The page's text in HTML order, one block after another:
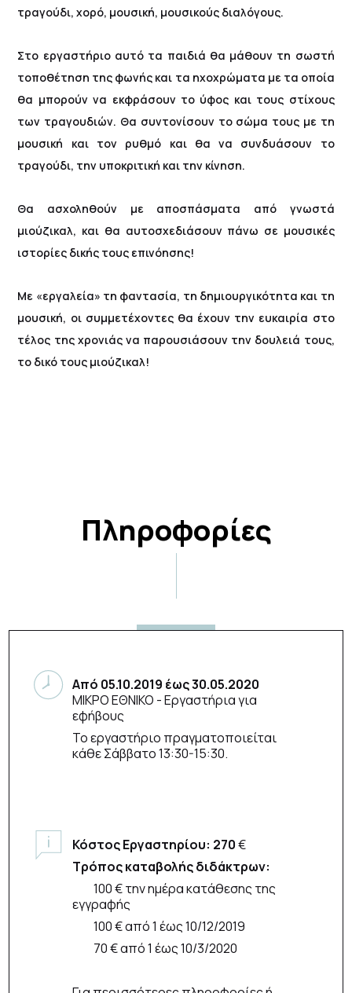
τραγούδι, χορό, μουσική, μουσικούς διαλόγους.
Στο εργαστήριο αυτό τα παιδιά θα μάθουν τη σωστή
τοποθέτηση της φωνής και τα ηχοχρώματα με τα οποία
θα μπορούν να εκφράσουν το ύφος και τους στίχους
των τραγουδιών. Θα συντονίσουν το σώμα τους με τη
μουσική και τον ρυθμό και θα να συνδυάσουν το
τραγούδι, την υποκριτική και την κίνηση.
Θα ασχοληθούν με αποσπάσματα από γνωστά
μιούζικαλ, και θα αυτοσχεδιάσουν πάνω σε μουσικές
ιστορίες δικής τους επινόησης!
Με «εργαλεία» τη φαντασία, τη δημιουργικότητα και τη
μουσική, οι συμμετέχοντες θα έχουν την ευκαιρία στο
τέλος της χρονιάς να παρουσιάσουν την δουλειά τους,
το δικό τους μιούζικαλ!
Πληροφορίες
Από 05.10.2019 έως30.05.2020
ΜΙΚΡΟ ΕΘΝΙΚΟ - Εργαστήρια για
εφήβους
Το εργαστήριο πραγματοποιείται
κάθε Σάββατο 13:30-15:30.
Κόστος Εργαστηρίου: 270€
Τρόπος καταβολής διδάκτρων:
100 € την ημέρα κατάθεσης της
εγγραφής
100 € από 1 έως 10/12/2019
70 € από 1 έως 10/3/2020